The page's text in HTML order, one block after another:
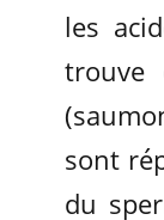
les
trouve
sont
du